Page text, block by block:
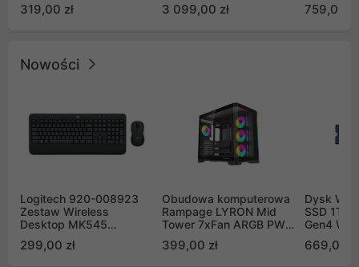
Push Pull (2szt)
319,00 zł
GB2050S)
3 099,00 zł 759,00 zł
Nowości
Logitech 920-008923
Zestaw Wireless
Desktop MK545
299,00 zł
Obudowa komputerowa
Rampage LYRON Mid
Tower 7xFan ARGB PWM
399,00 zł
Dysk WD
SSD 1TB
Gen4
669,00